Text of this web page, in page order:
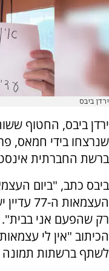
ירדן ביבס
ירדן ביבס, החטוף
שנרצחו בידי חמאס,
ברשת החברתית
רק שהפעם אני
הכיתוב "אין לי
לשתף ברשתות